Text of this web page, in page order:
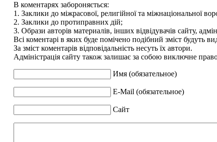
В коментарях забороняється:
1. Заклики до міжрасової, религійної та міжнаціональної
2. Заклики до протиправних дій;
3. Образи авторів материалів, інших відвідувачів сайту,
Всі коментарі в яких буде помічено подібний зміст будуть
За зміст коментарів відповідальність несуть їх автори.
Адміністрація сайту також залишає за собою виключне
Имя (обязательное)
E-Mail (обязательное)
Сайт